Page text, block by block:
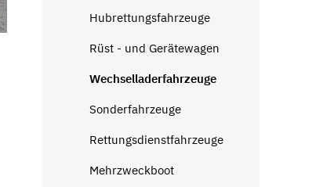
Hubrettungsfahrzeuge
Rüst - und Gerätewagen
Wechselladerfahrzeuge
Sonderfahrzeuge
Rettungsdienstfahrzeuge
Mehrzweckboot